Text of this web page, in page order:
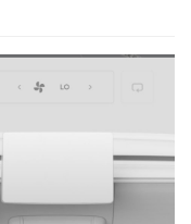
用程序可在“所有应用
部的 dock 上。